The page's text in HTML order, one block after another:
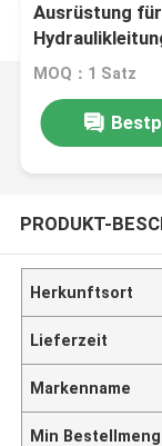
Ausrüstung
MOQ：1 Satz
PRODUKT-
Herkunftsort
Lieferzeit
Markenname
Min